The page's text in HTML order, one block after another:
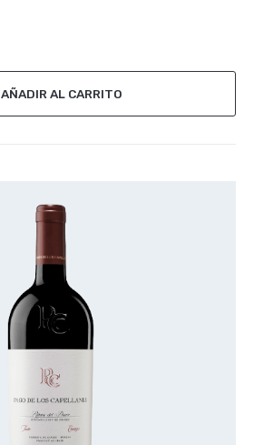
AÑADIR AL CARRITO